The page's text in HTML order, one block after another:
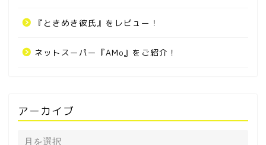
『ときめき彼氏』をレビュー！
ネットスーパー『AMo』をご紹介！
アーカイブ